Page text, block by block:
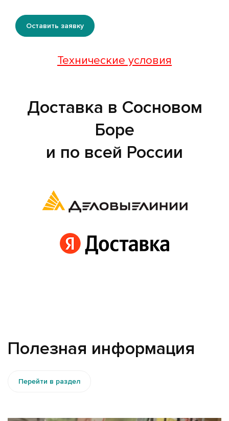
Оставить заявку
Технические условия
Доставка в Сосновом
Боре
и по всей России
Полезная информация
Перейти в раздел